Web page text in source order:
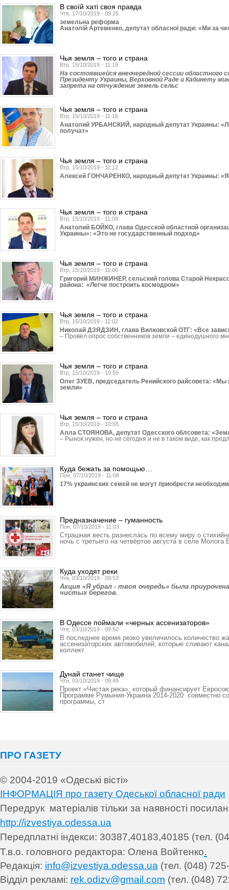
В своїй хаті своя правда
Чтв, 17/10/2019 - 09:26
земельна реформа
Анатолій Артеменко, депутат обласної ради: «Ми за
Чья земля – того и страна
Втр, 15/10/2019 - 11:19
На состоявшейся внеочередной сессии областного
Президенту Украины, Верховной Раде и Кабинету
запрета на отчуждение земель сельс
Чья земля – того и страна
Втр, 15/10/2019 - 11:16
Анатолий УРБАНСКИЙ, народный депутат Украины:
получат»
Чья земля – того и страна
Втр, 15/10/2019 - 11:12
Алексей ГОНЧАРЕНКО, народный депутат Украины: «Я
Чья земля – того и страна
Втр, 15/10/2019 - 11:09
Анатолий БОЙКО, глава Одесской областной
Украины»: «Это не государственный подход»
Чья земля – того и страна
Втр, 15/10/2019 - 11:06
Григорий МИНЖИНЕР, сельский голова Старой
района: «Легче построить космодром»
Чья земля – того и страна
Втр, 15/10/2019 - 11:02
Николай ДЗЯДЗИН, глава Вилковской ОТГ: «Все
– Провел опрос собственников земли – единодушного
Чья земля – того и страна
Втр, 15/10/2019 - 10:59
Олег ЗУЕВ, председатель Ренийского райсовета: «Мы
земли»
Чья земля – того и страна
Втр, 15/10/2019 - 10:55
Алла СТОЯНОВА, депутат Одесского облсовета:
– Рынок нужен, но не сегодня и не в таком виде, как
Куда бежать за помощью…
Пон, 07/10/2019 - 11:08
17% украинских семей не могут приобрести
Предназначение – гуманность
Пон, 07/10/2019 - 11:03
Страшная весть разнеслась по всему миру о
ночь с третьего на четвёртое августа в селе Молога
Куда уходят реки
Чтв, 03/10/2019 - 09:53
Акция «Я убрал - твоя очередь» была
чистых берегов.
В Одессе поймали «черных ассенизаторов»
Чтв, 03/10/2019 - 09:50
В последнее время резко увеличилось количество
ассенизаторских автомобилей, которые сливают
коллект
Дунай станет чище
Чтв, 03/10/2019 - 09:49
Проект «Чистая река», который финансирует
Программе Румыния-Украина 2014-2020 совместно
программы, ст
ПРО ГАЗЕТУ
© 2004-2019 «Одеські вісті»
ІНФОРМАЦІЯ про газету Одеської обласної ради
Передрук матеріалів тільки за наявності
http://izvestiya.odessa.ua
Передплатні індекси: 30387,40183,40185 (тел.
Т.в.о. головного редактора: Олена Войтенко.
Редакція: info@izvestiya.odessa.ua (тел. (048)
Відділ рекламі: rek.odizv@gmail.com (тел. (048)